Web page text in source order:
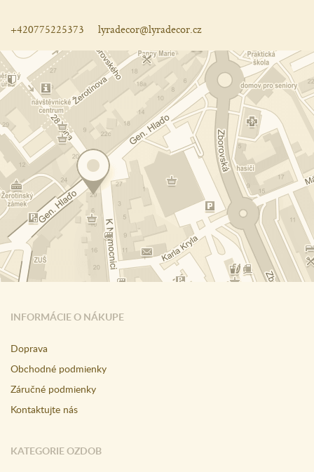
INFORMÁCIE O NÁKUPE
Doprava
Obchodné podmienky
Záručné podmienky
Kontaktujte nás
KATEGORIE OZDOB
+420775225373 lyradecor@lyradecor.cz